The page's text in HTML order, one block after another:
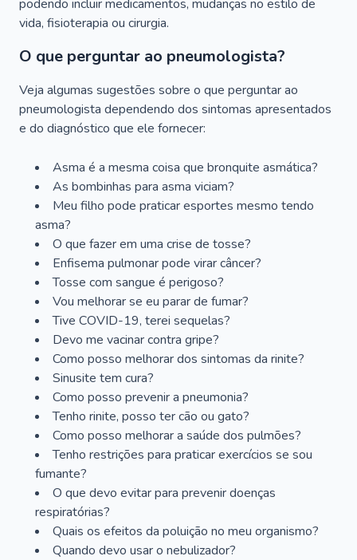
podendo incluir medicamentos, mudanças no estilo de
vida, fisioterapia ou cirurgia.
O que perguntar ao pneumologista?
Veja algumas sugestões sobre o que perguntar ao
pneumologista dependendo dos sintomas apresentados
e do diagnóstico que ele fornecer:
Asma é a mesma coisa que bronquite asmática?
As bombinhas para asma viciam?
Meu filho pode praticar esportes mesmo tendo
asma?
O que fazer em uma crise de tosse?
Enfisema pulmonar pode virar câncer?
Tosse com sangue é perigoso?
Vou melhorar se eu parar de fumar?
Tive COVID-19, terei sequelas?
Devo me vacinar contra gripe?
Como posso melhorar dos sintomas da rinite?
Sinusite tem cura?
Como posso prevenir a pneumonia?
Tenho rinite, posso ter cão ou gato?
Como posso melhorar a saúde dos pulmões?
Tenho restrições para praticar exercícios se sou
fumante?
O que devo evitar para prevenir doenças
respiratórias?
Quais os efeitos da poluição no meu organismo?
Quando devo usar o nebulizador?